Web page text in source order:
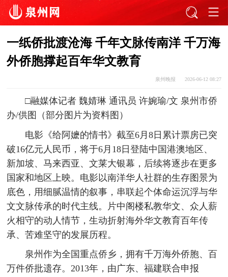
一纸侨批渡沧海 千年文脉传南洋 千万海
外侨胞撑起百年华文教育
泉州晚报 2026-06-12 08:27
□融媒体记者 魏婧琳 通讯员 许婉瑜/文 泉州市侨
办/供图（部分图片为资料图）
电影《给阿嬷的情书》截至6月8日累计票房已突
破16亿元人民币，将于6月18日登陆中国港澳地区、
新加坡、马来西亚、文莱大银幕，后续将逐步在更多
国家和地区上映。电影以南洋华人社群的生存图景为
底色，用细腻温情的叙事，串联起个体命运沉浮与华
文文脉传承的时代主线。片中阁楼私教华文、众人薪
火相守的动人情节，生动折射海外华文教育百年传
承、苦难坚守的发展历程。
泉州作为全国重点侨乡，拥有千万海外侨胞、百
万件侨批遗存。2013年，由广东、福建联合申报